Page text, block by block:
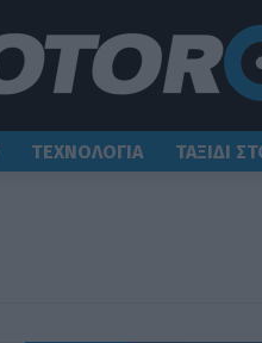
ΤΕΧΝΟΛΟΓΙΑ ΤΑΞΙΔΙ